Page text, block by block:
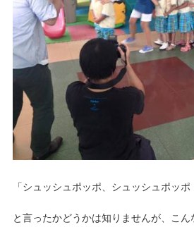
「シュッシュポッポ、シュッシュポ
と言ったかどうかは知りませんが、こ